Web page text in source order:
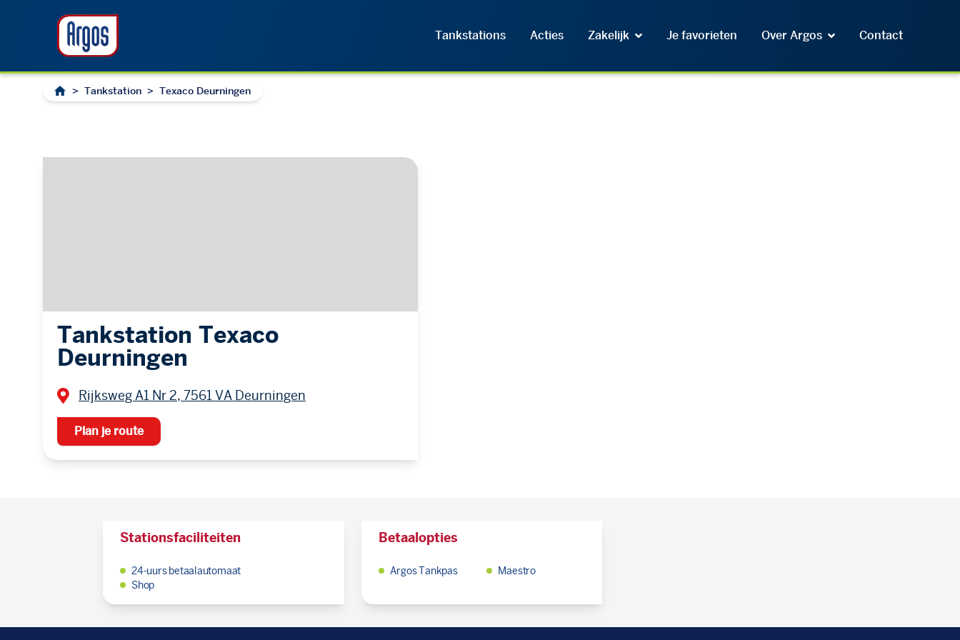
Tankstations Acties Zakelijk Je favorieten Over Argos Contact
> Tankstation > Texaco Deurningen
Tankstation Texaco
Deurningen
Rijksweg A1 Nr 2, 7561 VA Deurningen
Plan je route
Stationsfaciliteiten
24-uurs betaalautomaat
Shop
Betaalopties
Argos Tankpas Maestro